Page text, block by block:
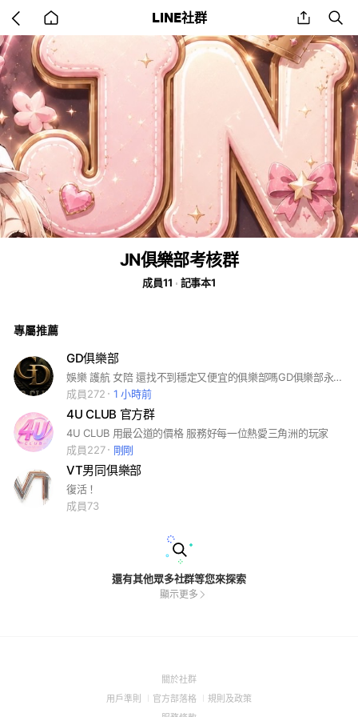
back
to
LINE社群 share
JN俱樂部考核群
成員11 記事本1
專屬推薦
GD俱樂部
娛樂 護航 女陪 還找不到穩定又便宜的俱樂部嗎GD俱樂部永遠為老闆們保駕護航
成員272
1 小時前
4U CLUB 官方群
4U CLUB 用最公道的價格 服務好每一位熱愛三角洲的玩家
成員227
剛剛
VT男同俱樂部
復活！
成員73
還有其他眾多社群等您來探索
顯示更多
關於社群(Open
用戶準則
(Open
官方部落格
(Open
規則及政策(Open